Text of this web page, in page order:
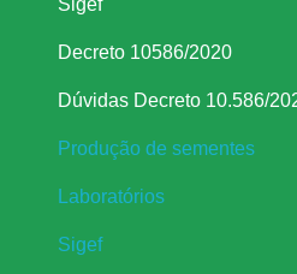
Decreto 10586/2020
Dúvidas Decreto 10.586/
Produção de sementes
Laboratórios
Sigef